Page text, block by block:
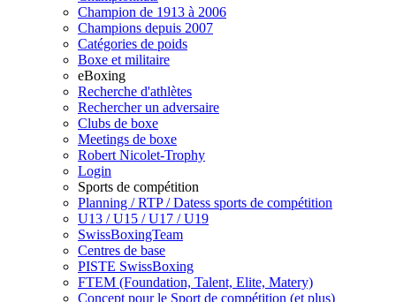
Champion de 1913 à 2006
Champions depuis 2007
Catégories de poids
Boxe et militaire
eBoxing
Recherche d'athlètes
Rechercher un adversaire
Clubs de boxe
Meetings de boxe
Robert Nicolet-Trophy
Login
Sports de compétition
Planning / RTP / Datess sports de compétition
U13 / U15 / U17 / U19
SwissBoxingTeam
Centres de base
PISTE SwissBoxing
FTEM (Foundation, Talent, Elite, Matery)
Concept pour le Sport de compétition (et plus)